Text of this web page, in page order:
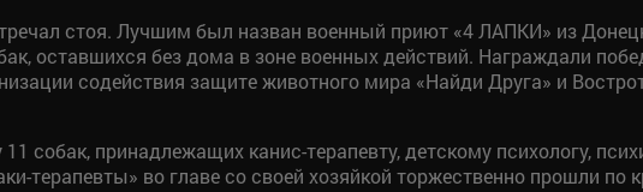
стоя. Лучшим был назван военный приют «4 ЛАПКИ» из
оставшихся без дома в зоне военных действий. Награждали
содействия защите животного мира «Найди Друга» и
собак, принадлежащих канис-терапевту, детскому психологу,
терапевты» во главе со своей хозяйкой торжественно прошли по